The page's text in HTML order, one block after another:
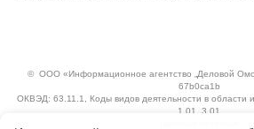
© ООО «Информационное агентство „Деловой
67b0ca1b
ОКВЭД: 63.11.1, Коды видов деятельности в области
1.01, 3.01